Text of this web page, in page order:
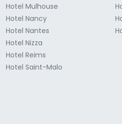
Hotel Mulhouse
Hotel Nancy
Hotel Nantes
Hotel Nizza
Hotel Reims
Hotel Saint-Malo